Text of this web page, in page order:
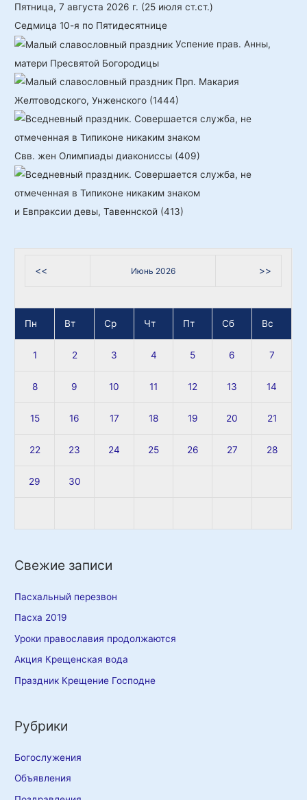
Пятница, 7 августа 2026 г. (25 июля ст.ст.)
Седмица 10-я по Пятидесятнице
Успение прав. Анны,
матери Пресвятой Богородицы
Прп. Макария
Желтоводского, Унженского (1444)
Свв. жен Олимпиады диакониссы (409)
и Евпраксии девы, Тавеннской (413)
<< Июнь 2026 >>
Пн Вт Ср Чт Пт Сб Вс
1 2 3 4 5 6 7
8 9 10 11 12 13 14
15 16 17 18 19 20 21
22 23 24 25 26 27 28
29 30
Свежие записи
Пасхальный перезвон
Пасха 2019
Уроки православия продолжаются
Акция Крещенская вода
Праздник Крещение Господне
Рубрики
Богослужения
Объявления